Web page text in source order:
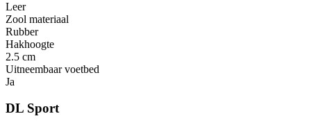
Leer
Zool materiaal
Rubber
Hakhoogte
2.5 cm
Uitneembaar voetbed
Ja
DL Sport